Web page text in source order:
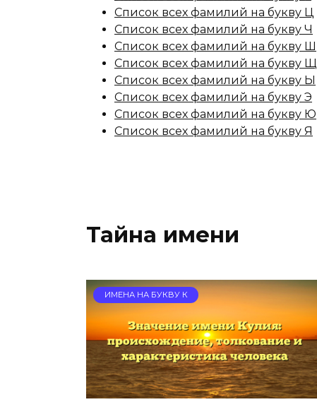
Список всех фамилий на букву Ц
Список всех фамилий на букву Ч
Список всех фамилий на букву Ш
Список всех фамилий на букву Щ
Список всех фамилий на букву Ы
Список всех фамилий на букву Э
Список всех фамилий на букву Ю
Список всех фамилий на букву Я
Тайна имени
ИМЕНА НА БУКВУ К